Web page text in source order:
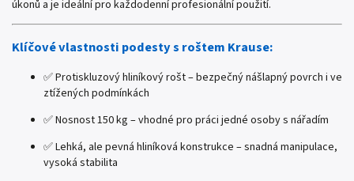
úkonů a je ideální pro každodenní profesionální použití.
Klíčové vlastnosti podesty s roštem Krause:
✅ Protiskluzový hliníkový rošt – bezpečný nášlapný povrch i ve
ztížených podmínkách
✅ Nosnost 150 kg – vhodné pro práci jedné osoby s nářadím
✅ Lehká, ale pevná hliníková konstrukce – snadná manipulace,
vysoká stabilita